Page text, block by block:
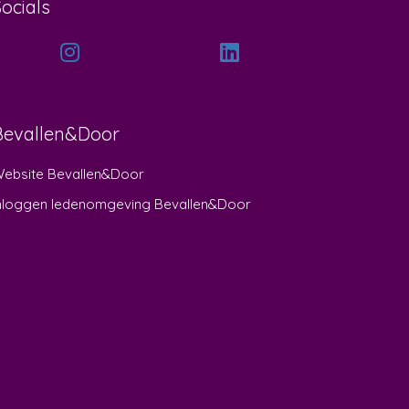
Bevallen&Door
ledenomgeving Bevallen&Door